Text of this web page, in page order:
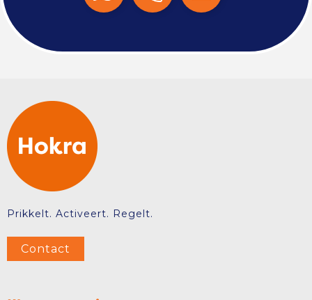
Prikkelt. Activeert. Regelt.
Contact